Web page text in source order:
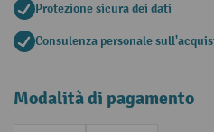
Protezione sicura dei dati
Consulenza personale
Modalità di pagamento